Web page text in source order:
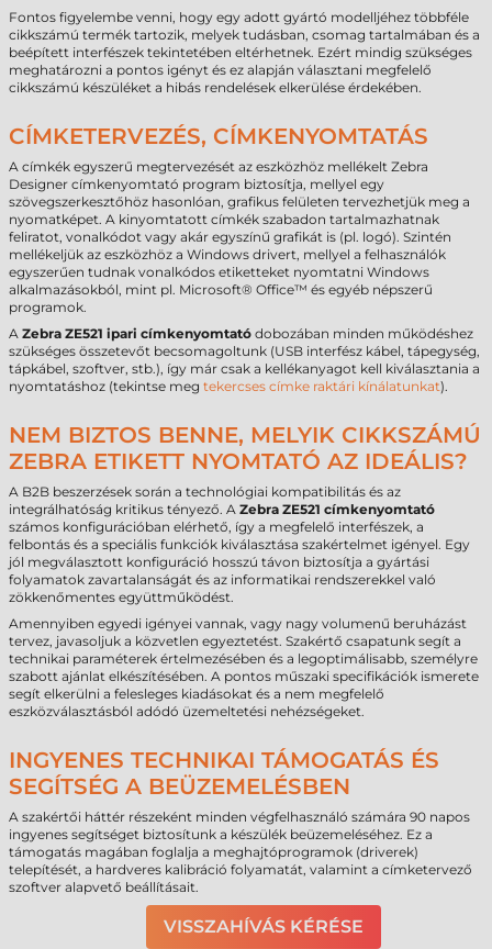
Fontos figyelembe venni, hogy egy adott gyártó modelljéhez többféle
cikkszámú termék tartozik, melyek tudásban, csomag tartalmában és a
beépített interfészek tekintetében eltérhetnek. Ezért mindig szükséges
meghatározni a pontos igényt és ez alapján választani megfelelő
cikkszámú készüléket a hibás rendelések elkerülése érdekében.
CÍMKETERVEZÉS, CÍMKENYOMTATÁS
A címkék egyszerű megtervezését az eszközhöz mellékelt Zebra
Designer címkenyomtató program biztosítja, mellyel egy
szövegszerkesztőhöz hasonlóan, grafikus felületen tervezhetjük meg a
nyomatképet. A kinyomtatott címkék szabadon tartalmazhatnak
feliratot, vonalkódot vagy akár egyszínű grafikát is (pl. logó). Szintén
mellékeljük az eszközhöz a Windows drivert, mellyel a felhasználók
egyszerűen tudnak vonalkódos etiketteket nyomtatni Windows
alkalmazásokból, mint pl. Microsoft® Office™ és egyéb népszerű
programok.
A Zebra ZE521 ipari címkenyomtató dobozában minden működéshez
szükséges összetevőt becsomagoltunk (USB interfész kábel, tápegység,
tápkábel, szoftver, stb.), így már csak a kellékanyagot kell kiválasztania a
nyomtatáshoz (tekintse meg tekercses címke raktári kínálatunkat).
NEM BIZTOS BENNE, MELYIK CIKKSZÁMÚ
ZEBRA ETIKETT NYOMTATÓ AZ IDEÁLIS?
A B2B beszerzések során a technológiai kompatibilitás és az
integrálhatóság kritikus tényező. A Zebra ZE521 címkenyomtató
számos konfigurációban elérhető, így a megfelelő interfészek, a
felbontás és a speciális funkciók kiválasztása szakértelmet igényel. Egy
jól megválasztott konfiguráció hosszú távon biztosítja a gyártási
folyamatok zavartalanságát és az informatikai rendszerekkel való
zökkenőmentes együttműködést.
Amennyiben egyedi igényei vannak, vagy nagy volumenű beruházást
tervez, javasoljuk a közvetlen egyeztetést. Szakértő csapatunk segít a
technikai paraméterek értelmezésében és a legoptimálisabb, személyre
szabott ajánlat elkészítésében. A pontos műszaki specifikációk ismerete
segít elkerülni a felesleges kiadásokat és a nem megfelelő
eszközválasztásból adódó üzemeltetési nehézségeket.
INGYENES TECHNIKAI TÁMOGATÁS ÉS
SEGÍTSÉG A BEÜZEMELÉSBEN
A szakértői háttér részeként minden végfelhasználó számára 90 napos
ingyenes segítséget biztosítunk a készülék beüzemeléséhez. Ez a
támogatás magában foglalja a meghajtóprogramok (driverek)
telepítését, a hardveres kalibráció folyamatát, valamint a címketervező
szoftver alapvető beállításait.
VISSZAHÍVÁS KÉRÉSE